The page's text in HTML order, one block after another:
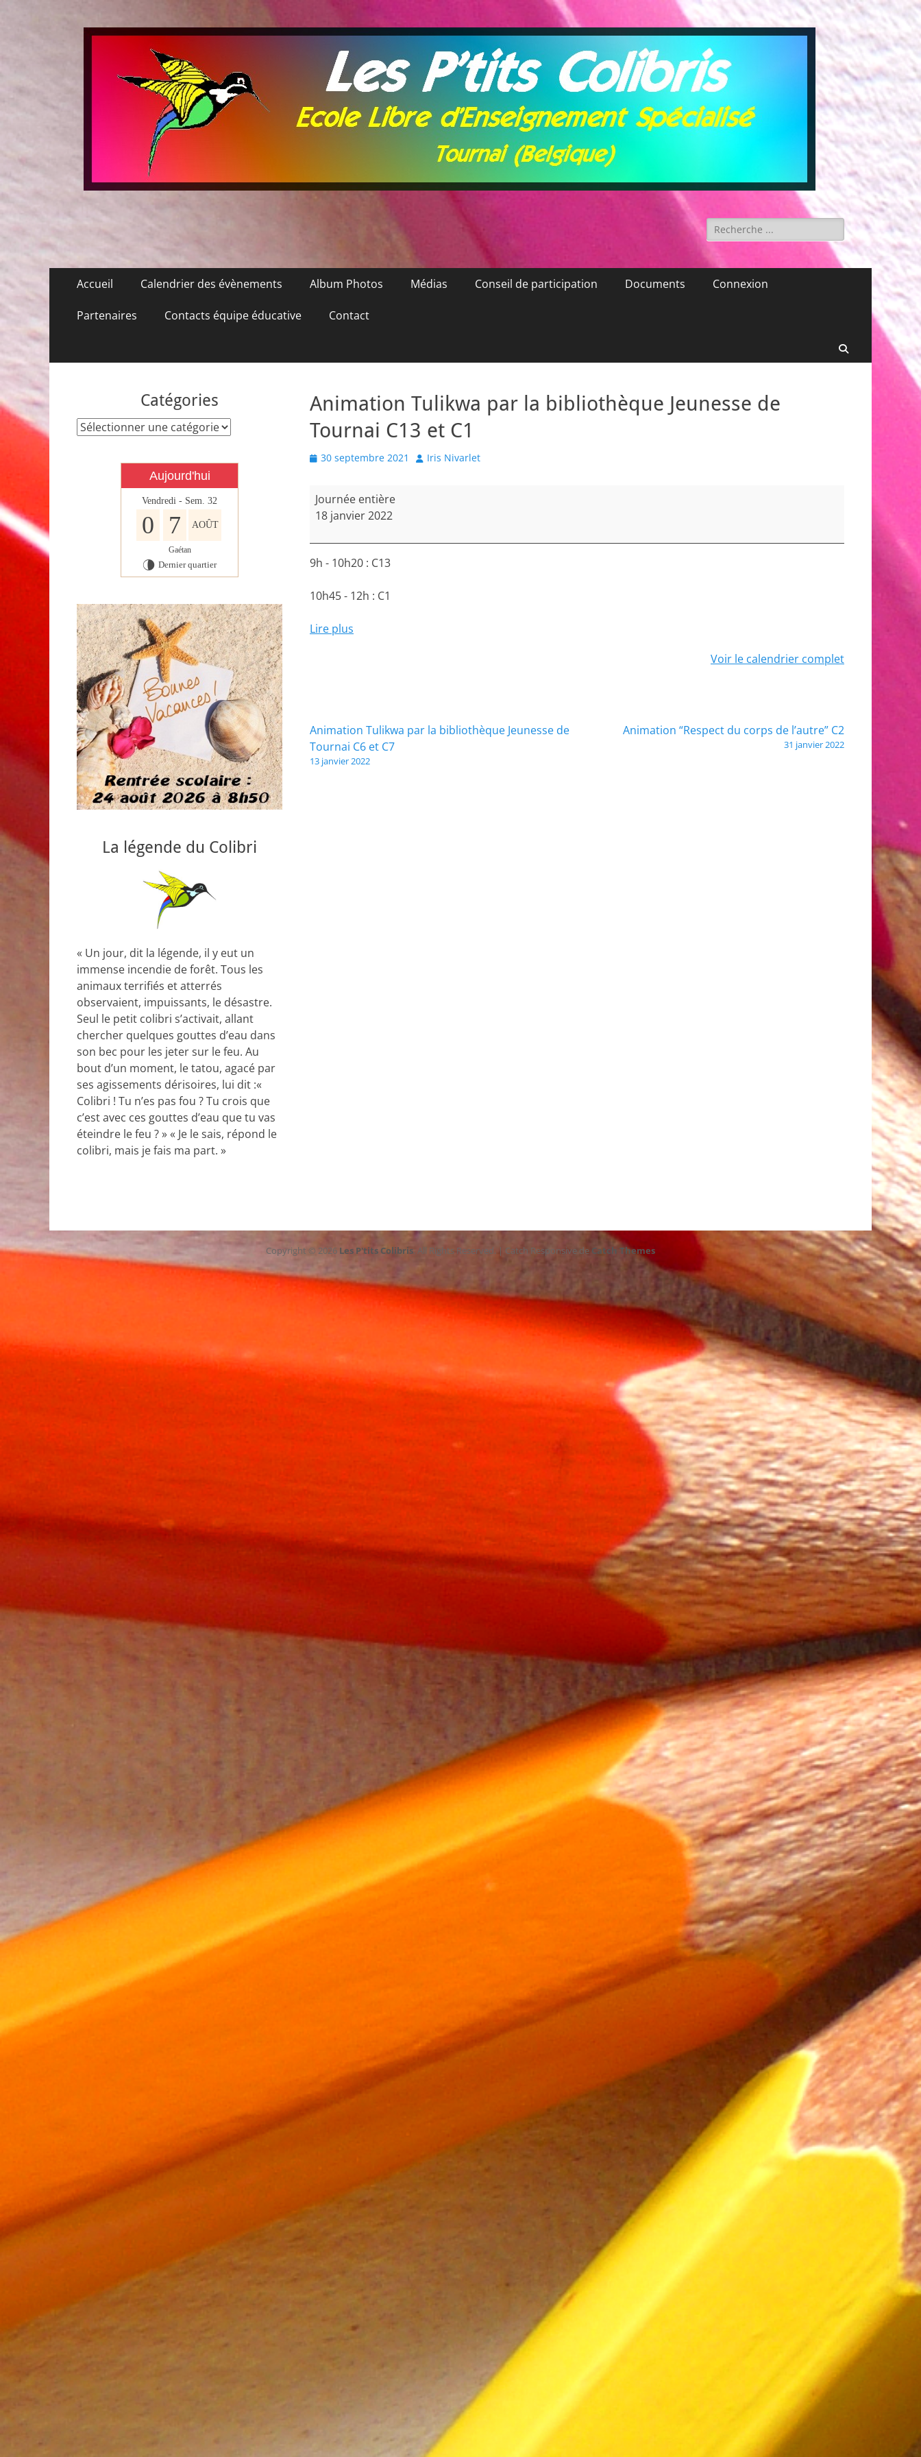
Les P'tits Colibris
Rechercher :
Menu
contenu
Accueil Calendrier des évènements Album Photos Médias Conseil de participation Documents Connexion
Partenaires Contacts équipe éducative Contact
Recherche
Animation Tulikwa par la bibliothèque Jeunesse de
Tournai C13 et C1
Posted
30 septembre 2021 Author
Iris Nivarlet
Animation
Tulikwa
la
bibliothèque
de
C13
Journée entière
18 janvier 2022
9h - 10h20 : C13
10h45 - 12h : C1
Lire plus
Voir le calendrier complet
Navigation
de
Animation Tulikwa par la bibliothèque Jeunesse de
Tournai C6 et C7
13 janvier 2022
Animation “Respect du corps de l’autre” C2
31 janvier 2022
Catégories
Catégories
Aujourd'hui
Vendredi - Sem. 32
0 7 AOÛT
Gaétan
U Dernier quartier
La légende du Colibri
« Un jour, dit la légende, il y eut un
immense incendie de forêt. Tous les
animaux terrifiés et atterrés
observaient, impuissants, le désastre.
Seul le petit colibri s’activait, allant
chercher quelques gouttes d’eau dans
son bec pour les jeter sur le feu. Au
bout d’un moment, le tatou, agacé par
ses agissements dérisoires, lui dit :«
Colibri ! Tu n’es pas fou ? Tu crois que
c’est avec ces gouttes d’eau que tu vas
éteindre le feu ? » « Je le sais, répond le
colibri, mais je fais ma part. »
Copyright © 2026 Les P'tits Colibris. All Rights Reserved. | Catch Responsive de Catch Themes